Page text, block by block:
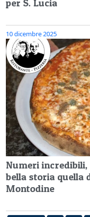
per S. Lucia
10 dicembre 2025
Numeri incredibili,
bella storia quella
Montodine